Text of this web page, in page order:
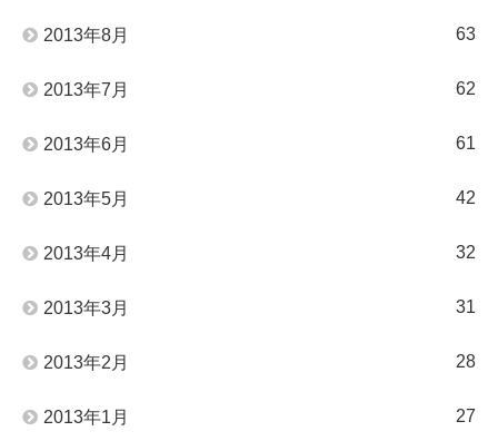
2013年8月 63
2013年7月 62
2013年6月 61
2013年5月 42
2013年4月 32
2013年3月 31
2013年2月 28
2013年1月 27